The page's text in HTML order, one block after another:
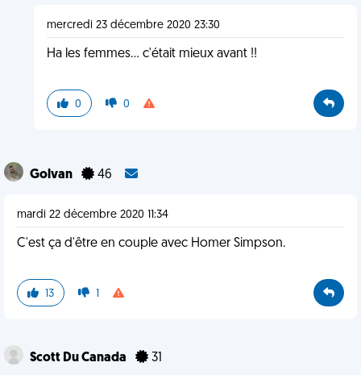
mercredi 23 décembre 2020 23:30
Ha les femmes... c'était mieux avant !!
0 0
Golvan 46
mardi 22 décembre 2020 11:34
C'est ça d'être en couple avec Homer Simpson.
13 1
Scott Du Canada 31